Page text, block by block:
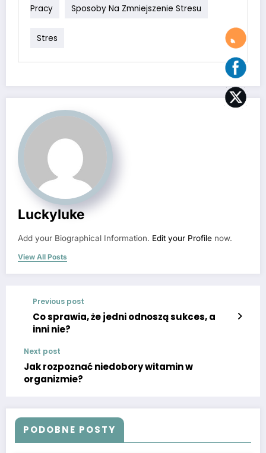
Pracy Sposoby Na Zmniejszenie Stresu
Stres
Luckyluke
Add your Biographical Information. Edit your Profile now.
View All Posts
Previous post
Co sprawia, że jedni odnoszą sukces, a
inni nie?
Next post
Jak rozpoznać niedobory witamin w
organizmie?
PODOBNE POSTY